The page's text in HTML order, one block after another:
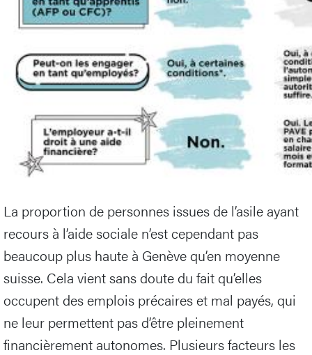
La proportion de personnes issues de l’asile ayant
recours à l’aide sociale n’est cependant pas
beaucoup plus haute à Genève qu’en moyenne
suisse. Cela vient sans doute du fait qu’elles
occupent des emplois précaires et mal payés, qui
ne leur permettent pas d’être pleinement
financièrement autonomes. Plusieurs facteurs les